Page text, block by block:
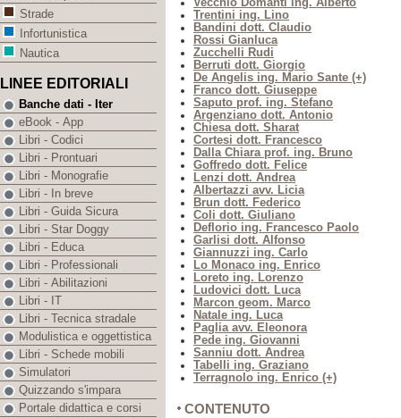
Trentini ing. Lino
Bandini dott. Claudio
Rossi Gianluca
Zucchelli Rudi
Berruti dott. Giorgio
De Angelis ing. Mario Sante (+)
Franco dott. Giuseppe
Saputo prof. ing. Stefano
Argenziano dott. Antonio
Chiesa dott. Sharat
Cortesi dott. Francesco
Dalla Chiara prof. ing. Bruno
Goffredo dott. Felice
Lenzi dott. Andrea
Albertazzi avv. Licia
Brun dott. Federico
Coli dott. Giuliano
Deflorio ing. Francesco Paolo
Garlisi dott. Alfonso
Giannuzzi ing. Carlo
Lo Monaco ing. Enrico
Loreto ing. Lorenzo
Ludovici dott. Luca
Marcon geom. Marco
Natale ing. Luca
Paglia avv. Eleonora
Pede ing. Giovanni
Sanniu dott. Andrea
Tabelli ing. Graziano
Terragnolo ing. Enrico (+)
CONTENUTO
Strade
Infortunistica
Nautica
LINEE EDITORIALI
Banche dati - Iter
eBook - App
Libri - Codici
Libri - Prontuari
Libri - Monografie
Libri - In breve
Libri - Guida Sicura
Libri - Star Doggy
Libri - Educa
Libri - Professionali
Libri - Abilitazioni
Libri - IT
Libri - Tecnica stradale
Modulistica e oggettistica
Libri - Schede mobili
Simulatori
Quizzando s'impara
Portale didattica e corsi